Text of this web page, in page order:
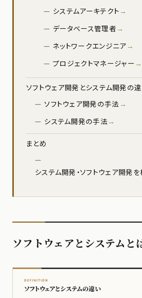
システムアーキテクト
データベース管理者
ネットワークエンジニア
プロジェクトマネージャー
ソフトウェア開発とシステム開発の違
ソフトウェア開発の手法
システム開発の手法
まとめ
システム開発・ソフトウェア開発
ソフトウェアとシステムと